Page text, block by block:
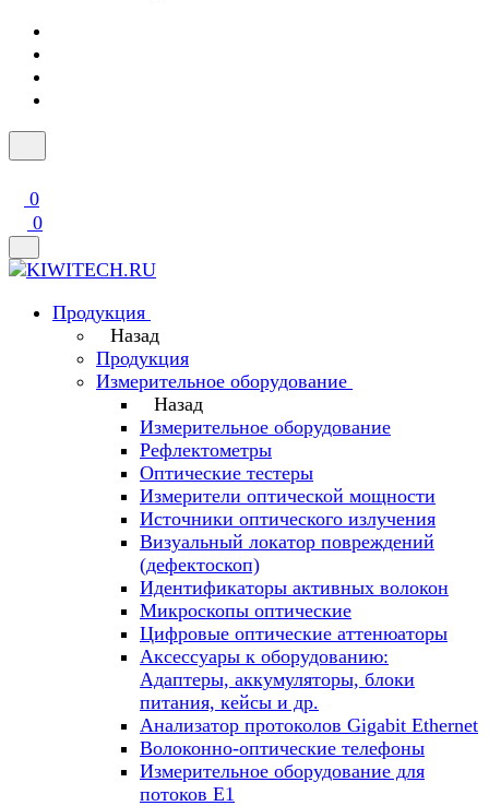
0
0
Продукция
Назад
Продукция
Измерительное оборудование
Назад
Измерительное оборудование
Рефлектометры
Оптические тестеры
Измерители оптической мощности
Источники оптического излучения
Визуальный локатор повреждений
(дефектоскоп)
Идентификаторы активных волокон
Микроскопы оптические
Цифровые оптические аттенюаторы
Аксессуары к оборудованию:
Адаптеры, аккумуляторы, блоки
питания, кейсы и др.
Анализатор протоколов Gigabit Ethernet
Волоконно-оптические телефоны
Измерительное оборудование для
потоков Е1